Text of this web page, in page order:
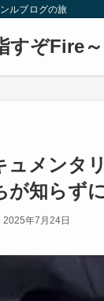
ルブログの旅
すぞFire～
ュメンタ
が知らず
2025年7月24日